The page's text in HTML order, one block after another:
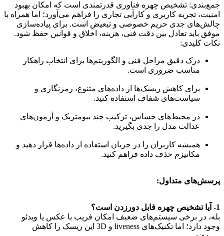
جمع‌بندی: تشخیص چهره فناوری قدرتمندی است که امکان بهبود
امنیت، تجربه کاربری و کارآیی تجاری را فراهم می‌آورد؛ اما همراه با
چالش‌های جدی حریم خصوصی و تبعیض است. برای پیاده‌سازی
موفق باید تعادل بین دقت فنی، هزینه، اخلاق و قوانین حفظ شود.
نکات کلیدی:
درک دقیق مراحل فنی و الگوریتم‌ها برای انتخاب راهکار
مناسب ضروری است.
برای کاهش ریسک‌ها از داده‌های متنوع، رمزنگاری و
سیاست‌های شفاف استفاده کنید.
در محیط‌های حساس، ترکیب چند بیومتریک و آزمون‌های
عدالت مدل را جدی بگیرید.
همیشه کاربران را در جریان استفاده از داده‌ها قرار دهید و
مکانیزم حذف داده فراهم کنید.
پرسش‌های متداول:
1- آیا تشخیص چهره قابل دورزدن است؟
بله، در برخی سیستم‌های ضعیف امکان فریب با عکس یا ویدئو
وجود دارد؛ اما تکنیک‌های liveness و 3D این ریسک را کاهش